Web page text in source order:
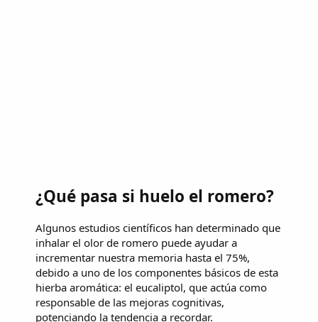
¿Qué pasa si huelo el romero?
Algunos estudios científicos han determinado que
inhalar el olor de romero puede ayudar a
incrementar nuestra memoria hasta el 75%,
debido a uno de los componentes básicos de esta
hierba aromática: el eucaliptol, que actúa como
responsable de las mejoras cognitivas,
potenciando la tendencia a recordar.